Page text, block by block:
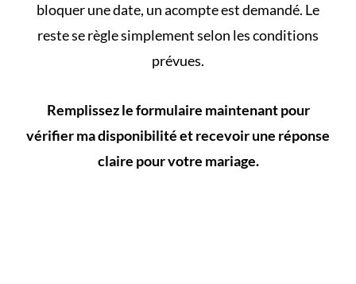
bloquer une date, un acompte est demandé. Le
reste se règle simplement selon les conditions
prévues.
Remplissez le formulaire maintenant pour
vérifier ma disponibilité et recevoir une réponse
claire pour votre mariage.